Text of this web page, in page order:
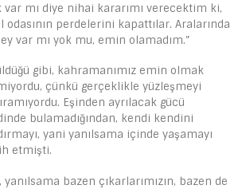
var mı diye nihai kararımı verecektim ki,
odasının perdelerini kapattılar. Aralarında
var mı yok mu, emin olamadım.”
gibi, kahramanımız emin olmak
çünkü gerçeklikle yüzleşmeyi
Eşinden ayrılacak gücü
bulamadığından, kendi kendini
yani yanılsama içinde yaşamayı
etmişti.
yanılsama bazen çıkarlarımızın, bazen de